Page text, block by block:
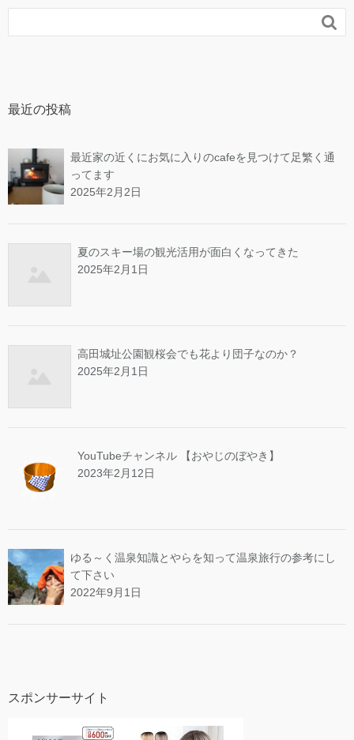

最近の投稿
最近家の近くにお気に入りのcafeを見つけて足繁く通
ってます
2025年2月2日
夏のスキー場の観光活用が面白くなってきた
2025年2月1日
高田城址公園観桜会でも花より団子なのか？
2025年2月1日
YouTubeチャンネル 【おやじのぼやき】
2023年2月12日
ゆる～く温泉知識とやらを知って温泉旅行の参考にし
て下さい
2022年9月1日
スポンサーサイト